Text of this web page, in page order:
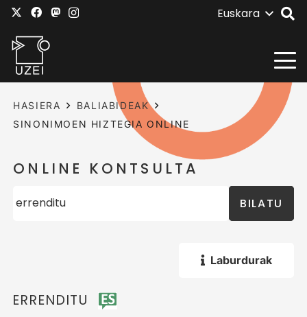
Euskara
HASIERA
BALIABIDEAK
SINONIMOEN HIZTEGIA ONLINE
ONLINE KONTSULTA
BILATU
Laburdurak
ERRENDITU